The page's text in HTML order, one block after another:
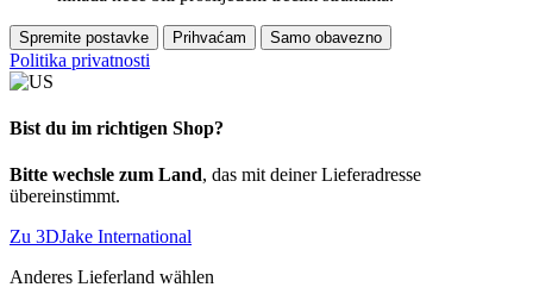
Spremite postavke Prihvaćam Samo obavezno
Politika privatnosti
Bist du im richtigen Shop?
Bitte wechsle zum Land, das mit deiner Lieferadresse
übereinstimmt.
Zu 3DJake International
Anderes Lieferland wählen